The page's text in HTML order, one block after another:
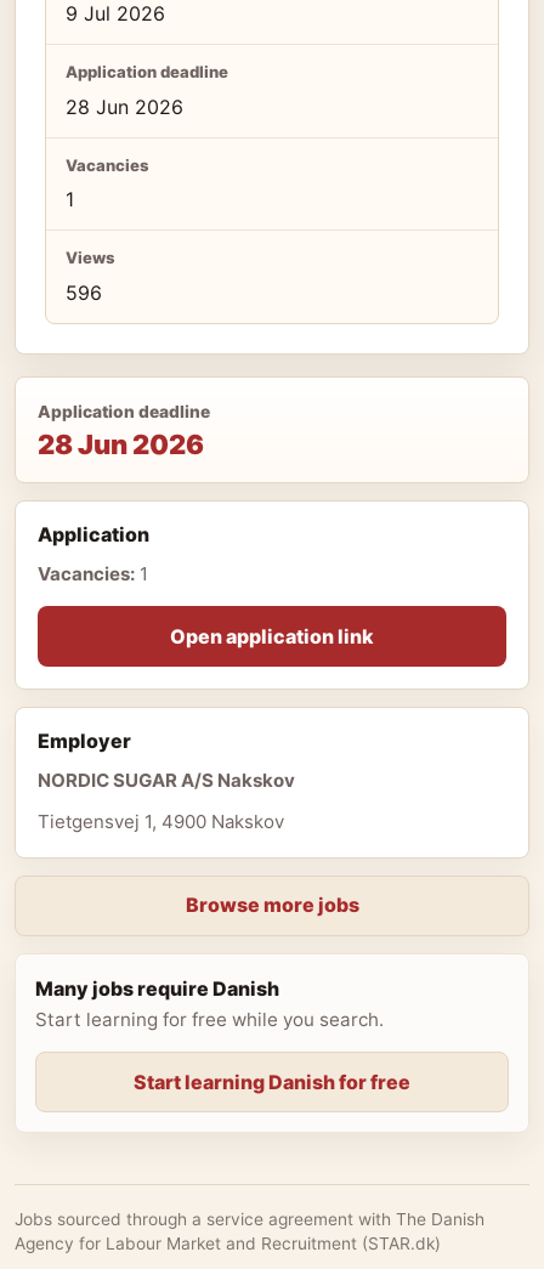
9 Jul 2026
Application deadline
28 Jun 2026
Vacancies
1
Views
596
Application deadline
28 Jun 2026
Application
Vacancies: 1
Open application link
Employer
NORDIC SUGAR A/S Nakskov
Tietgensvej 1, 4900 Nakskov
Browse more jobs
Many jobs require Danish
Start learning for free while you search.
Start learning Danish for free
Jobs sourced through a service agreement with The Danish
Agency for Labour Market and Recruitment (STAR.dk)